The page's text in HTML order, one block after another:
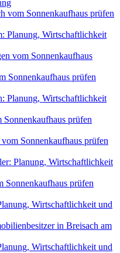
vom Sonnenkaufhaus prüfen
Planung, Wirtschaftlichkeit
vom Sonnenkaufhaus
Sonnenkaufhaus prüfen
Planung, Wirtschaftlichkeit
prüfen
Sonnenkaufhaus prüfen
Planung, Wirtschaftlichkeit
Sonnenkaufhaus prüfen
Wirtschaftlichkeit und
in Breisach am
Wirtschaftlichkeit und